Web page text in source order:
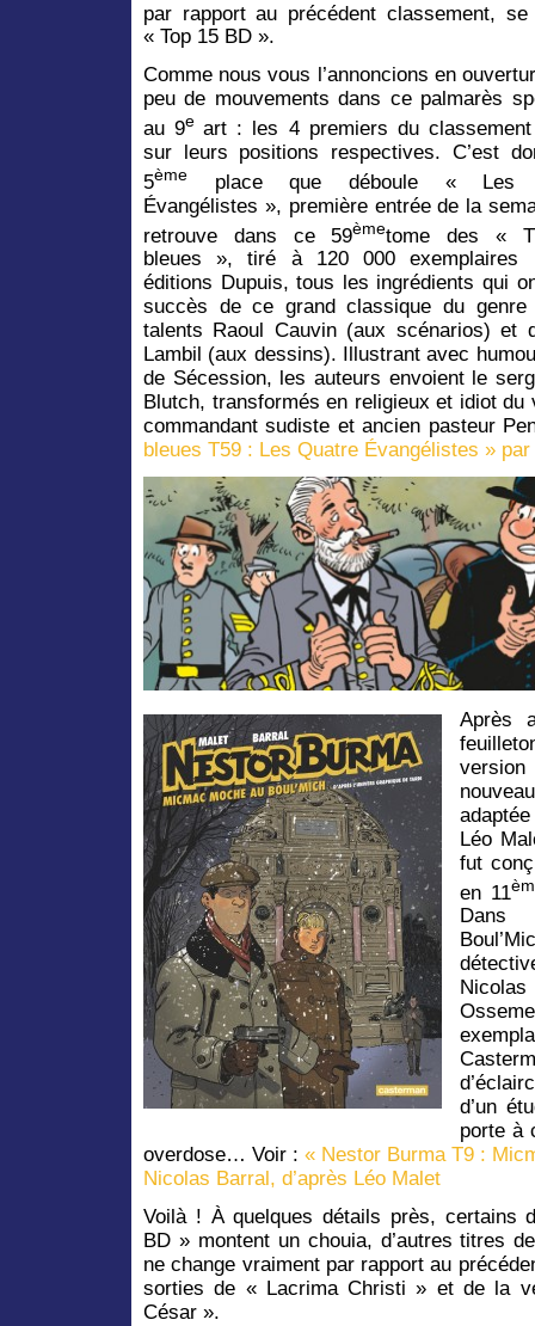
par rapport au précédent classement,
« Top 15 BD ».
Comme nous vous l’annoncions en
peu de mouvements dans ce palmarès
au 9e art : les 4 premiers du
sur leurs positions respectives. C’est
5ème place que déboule « Les
Évangélistes », première entrée de la
retrouve dans ce 59èmetome des «
bleues », tiré à 120 000 exemplaires
éditions Dupuis, tous les ingrédients qui
succès de ce grand classique du
talents Raoul Cauvin (aux scénarios) et
Lambil (aux dessins). Illustrant avec
de Sécession, les auteurs envoient le
Blutch, transformés en religieux et idiot
commandant sudiste et ancien pasteur
bleues T59 : Les Quatre Évangélistes »
Après
Léo
fut
en 11
d’un
porte à
overdose… Voir : « Nestor Burma T9 :
Nicolas Barral, d’après Léo Malet
Voilà ! À quelques détails près, certains
BD » montent un chouia, d’autres titres
ne change vraiment par rapport au
sorties de « Lacrima Christi » et de la
César ».